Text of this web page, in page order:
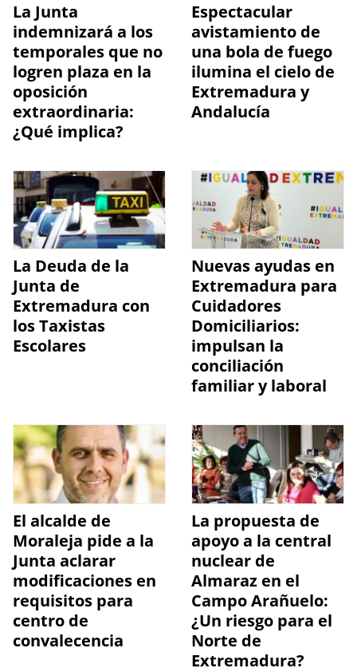
La Junta
indemnizará a los
temporales que no
logren plaza en la
oposición
extraordinaria:
¿Qué implica?
Espectacular
avistamiento de
una bola de fuego
ilumina el cielo de
Extremadura y
Andalucía
La Deuda de la
Junta de
Extremadura con
los Taxistas
Escolares
Nuevas ayudas en
Extremadura para
Cuidadores
Domiciliarios:
impulsan la
conciliación
familiar y laboral
El alcalde de
Moraleja pide a la
Junta aclarar
modificaciones en
requisitos para
centro de
convalecencia
La propuesta de
apoyo a la central
nuclear de
Almaraz en el
Campo Arañuelo:
¿Un riesgo para el
Norte de
Extremadura?